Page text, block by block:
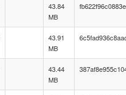
43.84
MB
43.91
MB
43.44
MB